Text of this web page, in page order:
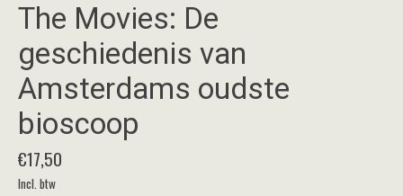
The Movies: De
geschiedenis van
Amsterdams oudste
bioscoop
€17,50
Incl. btw